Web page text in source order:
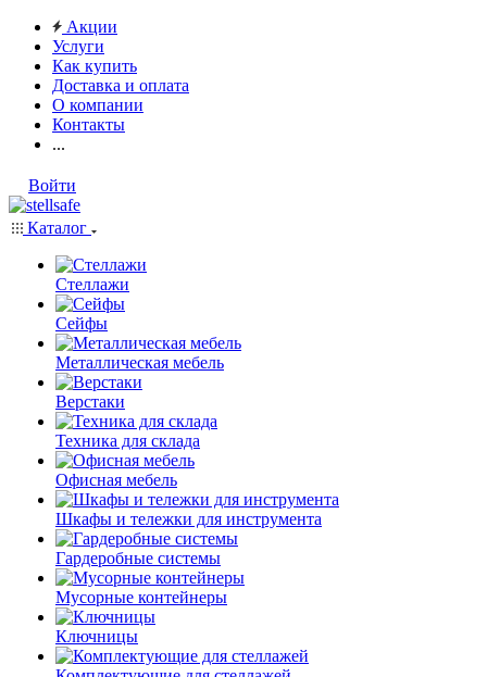
Акции
Услуги
Как купить
Доставка и оплата
О компании
Контакты
...
Войти
Каталог
Стеллажи
Сейфы
Металлическая мебель
Верстаки
Техника для склада
Офисная мебель
Шкафы и тележки для инструмента
Гардеробные системы
Мусорные контейнеры
Ключницы